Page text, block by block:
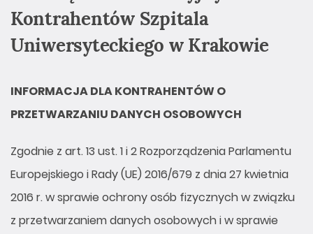
Kontrahentów Szpitala
Uniwersyteckiego w Krakowie
INFORMACJA DLA KONTRAHENTÓW O
PRZETWARZANIU DANYCH OSOBOWYCH
Zgodnie z art. 13 ust. 1 i 2 Rozporządzenia Parlamentu
Europejskiego i Rady (UE) 2016/679 z dnia 27 kwietnia
2016 r. w sprawie ochrony osób fizycznych w związku
z przetwarzaniem danych osobowych i w sprawie